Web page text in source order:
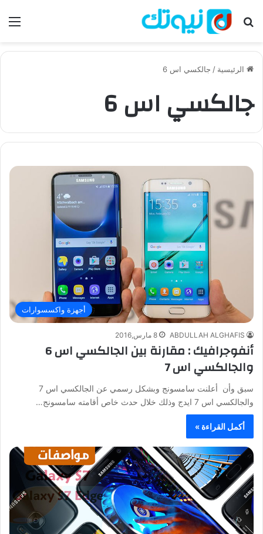
بحث عن
الرئيسية / جالكسي اس 6
جالكسي اس 6
أجهزة واكسسوارات
ABDULLAH ALGHAFIS 8 مارس,2016
أنفوجرافيك : مقارنة بين الجالكسي اس 6
والجالكسي اس 7
سبق وأن أعلنت سامسونج وبشكل رسمي عن الجالكسي اس 7
والجالكسي اس 7 ايدج وذلك خلال حدث خاص أقامته سامسونج…
أكمل القراءة »